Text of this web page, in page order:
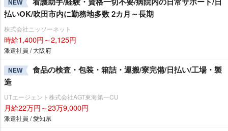
NEW
払いOK/吹田市内に勤務地多数 2カ月～長期
株式会社ニッソーネット
時給1,400円～2,125円
派遣社員 / 大阪府
NEW
食品の検査・包装・箱詰・運搬/寮完備/日払い/工場・製
造
UTエージェント株式会社AGT東海第一CU
月給22万円～23万9,000円
派遣社員 / 愛知県